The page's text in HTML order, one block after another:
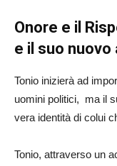
Onore e il
e il suo nuovo
Tonio inizierà ad
uomini politici, ma il
vera identità di colui
Tonio, attraverso un